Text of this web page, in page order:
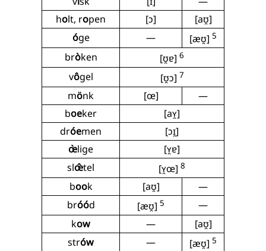
holt, ropen [ɔ]
[aʊ̯]
óge — [æʊ̯] 5
bròken [ʊ̯ɐ] 6
vôgel [ʊ̯ɔ] 7
mönk [œ]
—
boeker
[aʏ̯]
dróemen
[ɔɪ̯]
œ̀lige
[ʏ̯ɐ]
slœ̂tel [ʏ̯œ] 8
book [aʊ̯]
—
bróód [æʊ̯] 5
—
kow —
[aʊ̯]
strów — [æʊ̯] 5